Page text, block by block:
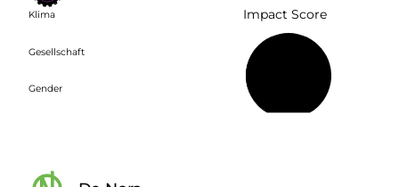
Klima
Gesellschaft
Gender
Impact Score